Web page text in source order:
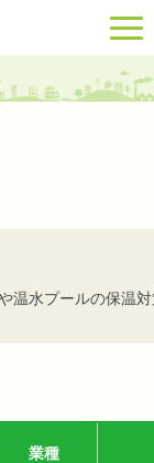
水プールの保温対
業種